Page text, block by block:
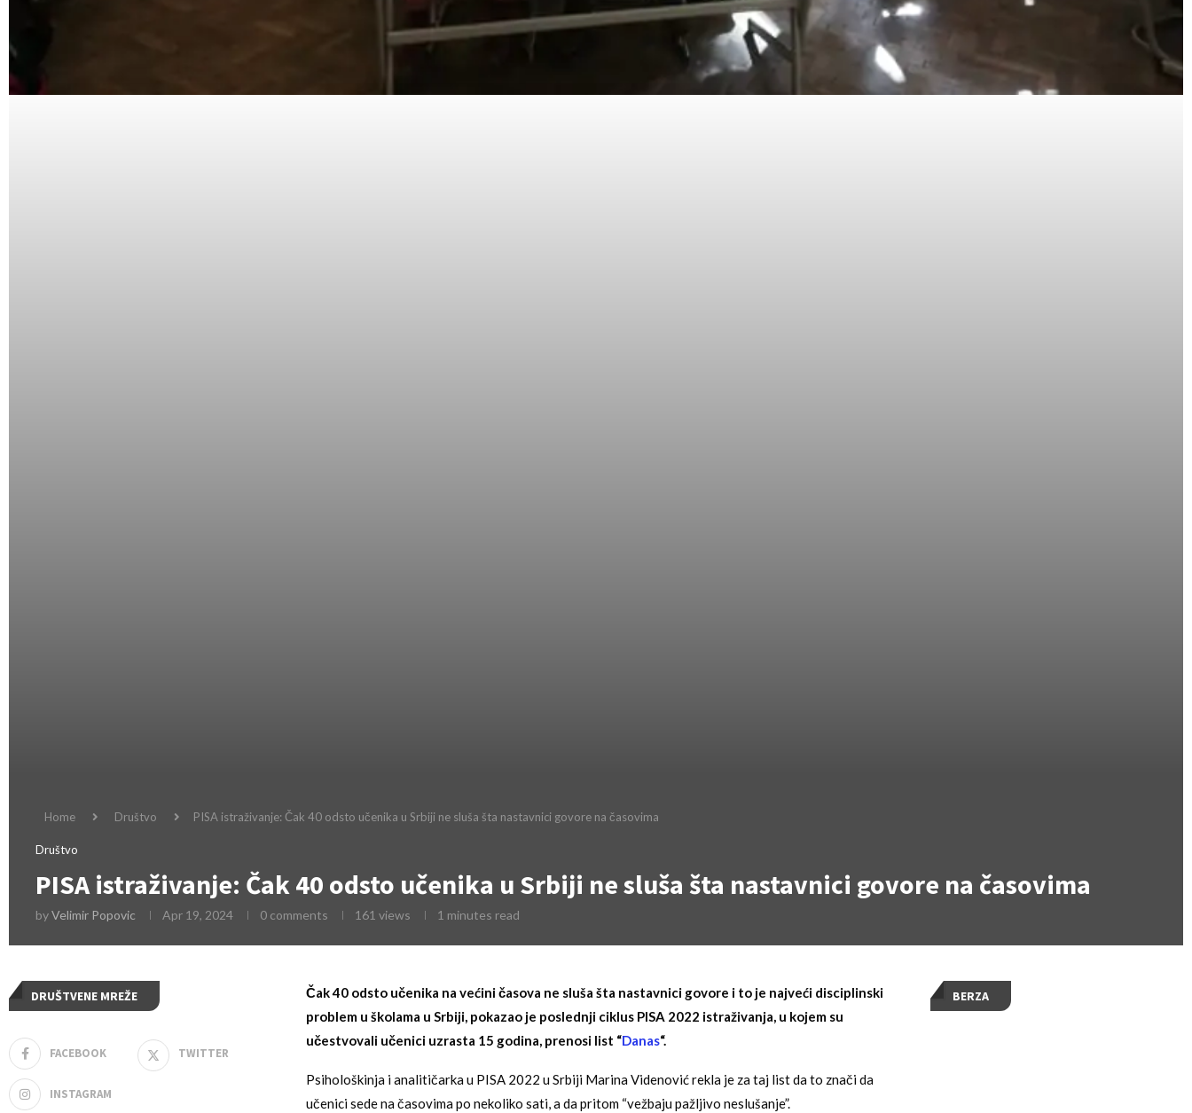
Home Društvo PISA istraživanje: Čak 40 odsto učenika u Srbiji ne sluša šta nastavnici govore na časovima
Društvo
PISA istraživanje: Čak 40 odsto učenika u Srbiji ne sluša šta nastavnici govore na časovima
byVelimir Popovic Apr 19, 2024 0 comments 161 views 1 minutes read
Čak 40 odsto učenika na većini časova ne sluša šta nastavnici govore i to je najveći disciplinski
problem u školama u Srbiji, pokazao je poslednji ciklus PISA 2022 istraživanja, u kojem su
učestvovali učenici uzrasta 15 godina, prenosi list “Danas“.
Psihološkinja i analitičarka u PISA 2022 u Srbiji Marina Videnović rekla je za taj list da to znači da
učenici sede na časovima po nekoliko sati, a da pritom “vežbaju pažljivo neslušanje”.
BERZA
DRUŠTVENE MREŽE
FACEBOOK TWITTER
INSTAGRAM